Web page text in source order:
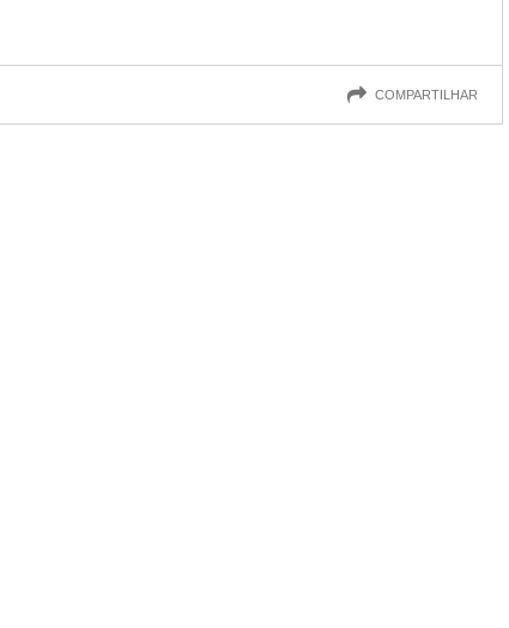
COMPARTILHAR